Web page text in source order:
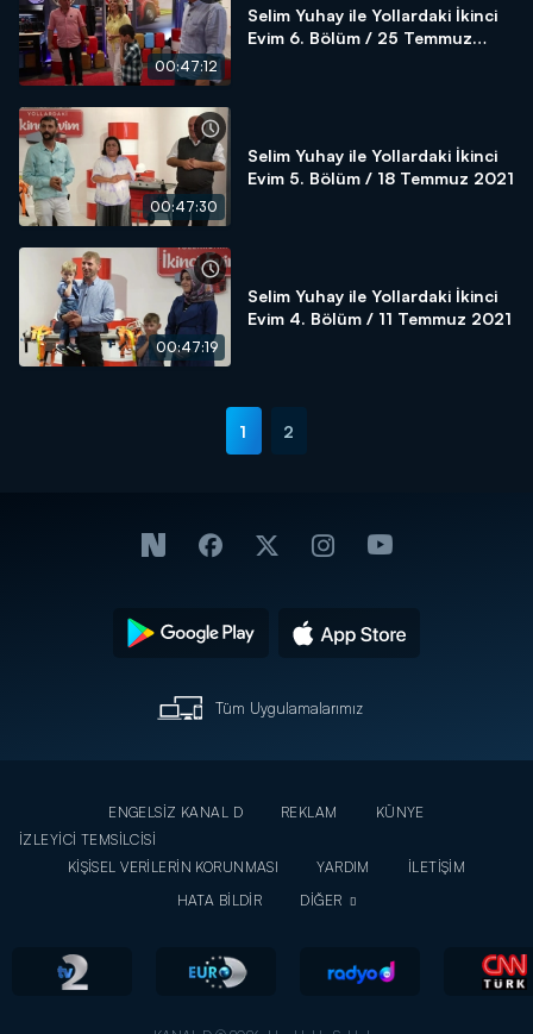
00:47:12
Selim Yuhay ile Yollardaki İkinci
Evim 6. Bölüm / 25 Temmuz
00:47:30
Selim Yuhay ile Yollardaki İkinci
Evim 5. Bölüm / 18 Temmuz 2021
00:47:19
Selim Yuhay ile Yollardaki İkinci
Evim 4. Bölüm / 11 Temmuz 2021
1 2
Tüm Uygulamalarımız
ENGELSİZ KANAL D REKLAM
KÜNYE
İZLEYİCİ TEMSİLCİSİ
KİŞİSEL VERİLERİN KORUNMASI
YARDIM
İLETİŞİM
HATA BİLDİR
DİĞER